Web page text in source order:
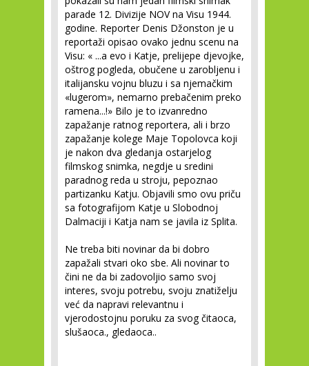
parade 12. Divizije NOV na Visu 1944.
godine. Reporter Denis Džonston je u
reportaži opisao ovako jednu scenu na
Visu: « ...a evo i Katje, prelijepe djevojke,
oštrog pogleda, obučene u zarobljenu i
italijansku vojnu bluzu i sa njemačkim
«lugerom», nemarno prebačenim preko
ramena...!» Bilo je to izvanredno
zapažanje ratnog reportera, ali i brzo
zapažanje kolege Maje Topolovca koji
je nakon dva gledanja ostarjelog
filmskog snimka, negdje u sredini
paradnog reda u stroju, pepoznao
partizanku Katju. Objavili smo ovu priču
sa fotografijom Katje u Slobodnoj
Dalmaciji i Katja nam se javila iz Splita.
Ne treba biti novinar da bi dobro
zapažali stvari oko sbe. Ali novinar to
čini ne da bi zadovoljio samo svoj
interes, svoju potrebu, svoju znatiželju
već da napravi relevantnu i
vjerodostojnu poruku za svog čitaoca,
slušaoca., gledaoca..